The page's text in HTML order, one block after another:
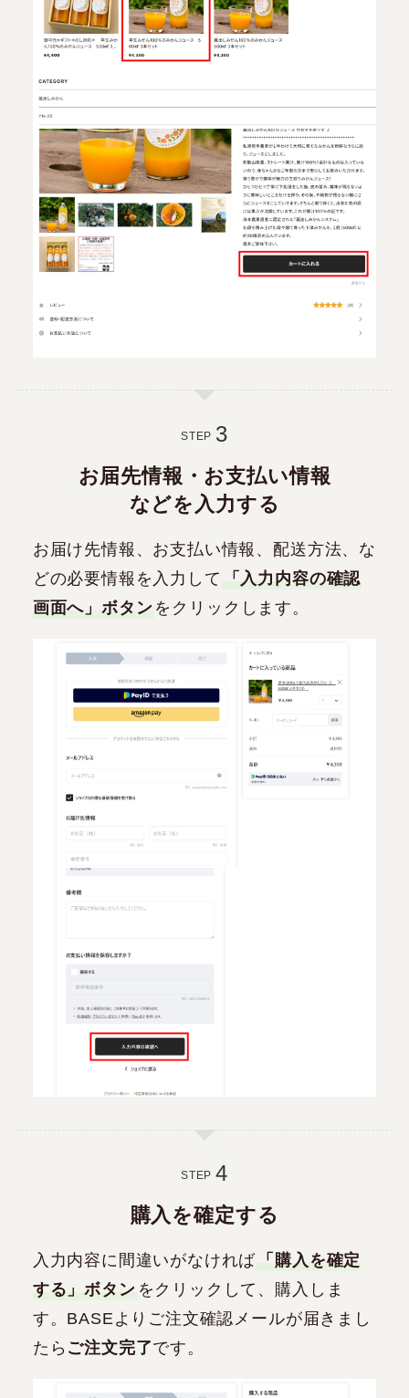
STEP
お届先情報・お支払い情報
などを入力する
お届け先情報、お支払い情報、配送方法、な
どの必要情報を入力して
「入力内容の確認
画面へ」ボタン をクリックします。
STEP
購入を確定する
入力内容に間違いがなければ 「購入を確定
する」ボタン をクリックして、購入しま
す。BASEよりご注文確認メールが届きまし
たら ご注文完了です。